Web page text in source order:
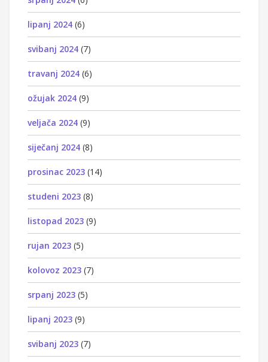
lipanj 2024 (6)
svibanj 2024 (7)
travanj 2024 (6)
ožujak 2024 (9)
veljača 2024 (9)
siječanj 2024 (8)
prosinac 2023 (14)
studeni 2023 (8)
listopad 2023 (9)
rujan 2023 (5)
kolovoz 2023 (7)
srpanj 2023 (5)
lipanj 2023 (9)
svibanj 2023 (7)